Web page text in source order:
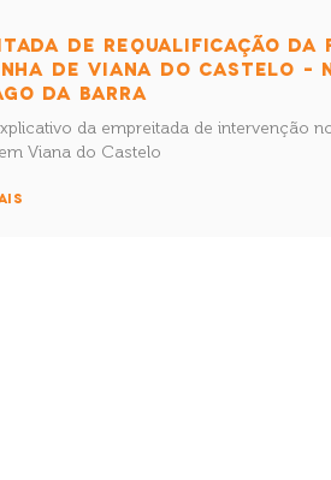
DE REQUALIFICAÇÃO DA
DE VIANA DO CASTELO –
DA BARRA
da empreitada de intervenção
Viana do Castelo